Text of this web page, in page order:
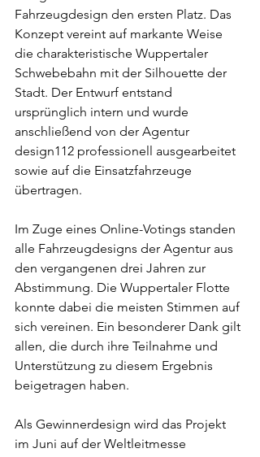
Fahrzeugdesign den ersten Platz. Das
Konzept vereint auf markante Weise
die charakteristische Wuppertaler
Schwebebahn mit der Silhouette der
Stadt. Der Entwurf entstand
ursprünglich intern und wurde
anschließend von der Agentur
design112 professionell ausgearbeitet
sowie auf die Einsatzfahrzeuge
übertragen.
Im Zuge eines Online-Votings standen
alle Fahrzeugdesigns der Agentur aus
den vergangenen drei Jahren zur
Abstimmung. Die Wuppertaler Flotte
konnte dabei die meisten Stimmen auf
sich vereinen. Ein besonderer Dank gilt
allen, die durch ihre Teilnahme und
Unterstützung zu diesem Ergebnis
beigetragen haben.
Als Gewinnerdesign wird das Projekt
im Juni auf der Weltleitmesse